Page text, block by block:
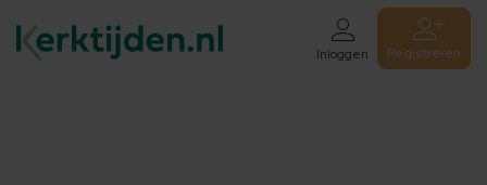
Inloggen Registreren